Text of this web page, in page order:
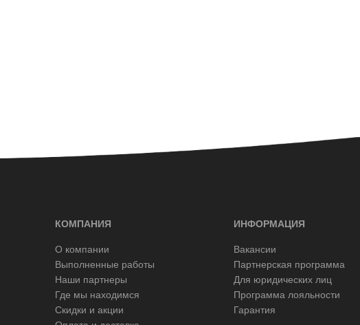
КОМПАНИЯ
О компании
Выполненные работы
Наши партнеры
Где мы находимся
Скидки и акции
ИНФОРМАЦИЯ
Вакансии
Партнерская программа
Для юридических лиц
Программа лояльности
Гарантия